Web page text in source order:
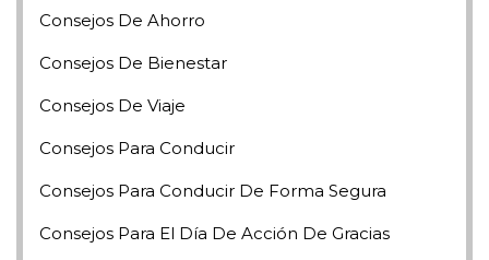
Consejos De Ahorro
Consejos De Bienestar
Consejos De Viaje
Consejos Para Conducir
Consejos Para Conducir De Forma Segura
Consejos Para El Día De Acción De Gracias